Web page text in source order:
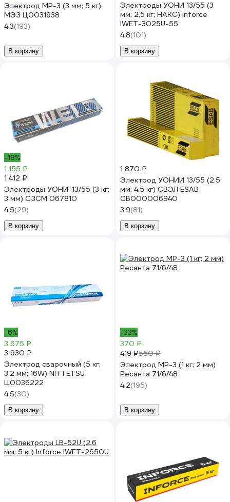
Электрод МР-3 (3 мм; 5 кг)
МЭЗ Ц0031938
4.3(193)
В корзину
Электроды УОНИ 13/55 (3
мм; 2,5 кг; НАКС) Inforce
IWET-3025U-55
4.8(101)
В корзину
-18%
1 155 ₽
1 412 ₽
Электроды УОНИ-13/55 (3 кг;
3 мм) СЗСМ 067810
4.5(29)
В корзину
1 870 ₽
Электрод УОНИИ 13/55 (2.5
мм; 4.5 кг) СВЭЛ ESAB
СВ000006940
3.9(81)
В корзину
-6%
3 675 ₽
3 930 ₽
Электрод сварочный (5 кг;
3.2 мм; 16W) NITTETSU
Ц0036222
4.5(30)
В корзину
-33%
370 ₽
419 ₽550 ₽
Электрод МР-3 (1 кг; 2 мм)
Ресанта 71/6/48
4.2(195)
В корзину